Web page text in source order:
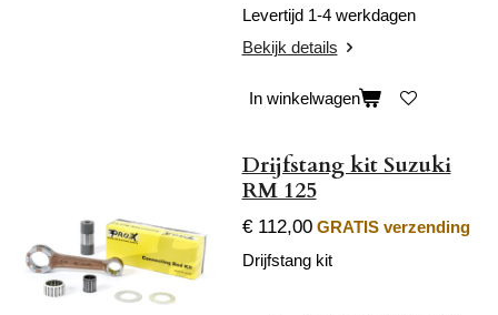
Levertijd 1-4 werkdagen
Bekijk details
In winkelwagen
Drijfstang kit Suzuki
RM 125
€ 112,00 GRATIS verzending
Drijfstang kit